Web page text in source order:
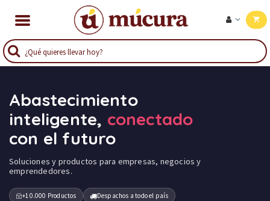
Abastecimiento
inteligente, conectado
con el futuro
Soluciones y productos para empresas, negocios y
emprendedores.
+10.000 Productos
Despachos a todo el país